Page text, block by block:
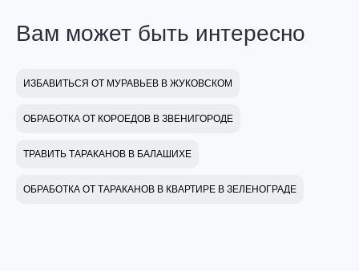
Вам может быть интересно
ИЗБАВИТЬСЯ ОТ МУРАВЬЕВ В ЖУКОВСКОМ
ОБРАБОТКА ОТ КОРОЕДОВ В ЗВЕНИГОРОДЕ
ТРАВИТЬ ТАРАКАНОВ В БАЛАШИХЕ
ОБРАБОТКА ОТ ТАРАКАНОВ В КВАРТИРЕ В ЗЕЛЕНОГРАДЕ